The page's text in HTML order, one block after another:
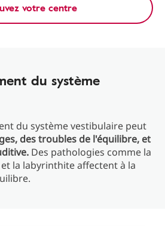
votre centre
du système
du système vestibulaire peut
des troubles de l'équilibre, et
Des pathologies comme la
la labyrinthite affectent à la